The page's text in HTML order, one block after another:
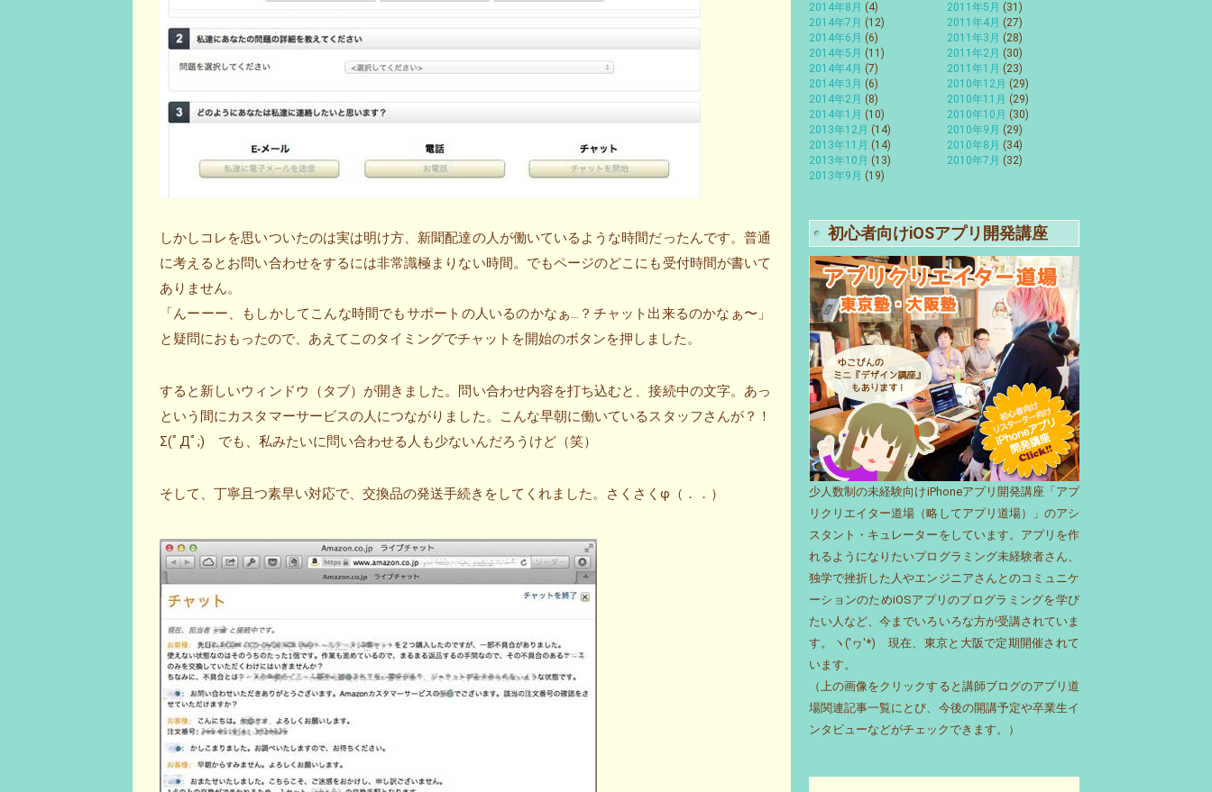
しかしコレを思いついたのは実は明け方、新聞配達の人が働いているような時間だったんです。普通
に考えるとお問い合わせをするには非常識極まりない時間。でもページのどこにも受付時間が書いて
ありません。
「んーーー、もしかしてこんな時間でもサポートの人いるのかなぁ…？チャット出来るのかなぁ〜」
と疑問におもったので、あえてこのタイミングでチャットを開始のボタンを押しました。
すると新しいウィンドウ（タブ）が開きました。問い合わせ内容を打ち込むと、接続中の文字。あっ
という間にカスタマーサービスの人につながりました。こんな早朝に働いているスタッフさんが？！
Σ(ﾟДﾟ;) でも、私みたいに問い合わせる人も少ないんだろうけど（笑）
そして、丁寧且つ素早い対応で、交換品の発送手続きをしてくれました。さくさくφ（．．）
2014年8月 (4)
2014年7月 (12)
2014年6月 (6)
2014年5月 (11)
2014年4月 (7)
2014年3月 (6)
2014年2月 (8)
2014年1月 (10)
2013年12月 (14)
2013年11月 (14)
2013年10月 (13)
2013年9月 (19)
2011年5月 (31)
2011年4月 (27)
2011年3月 (28)
2011年2月 (30)
2011年1月 (23)
2010年12月 (29)
2010年11月 (29)
2010年10月 (30)
2010年9月 (29)
2010年8月 (34)
2010年7月 (32)
初心者向けiOSアプリ開発講座
少人数制の未経験向けiPhoneアプリ開発講座「アプ
リクリエイター道場（略してアプリ道場）」のアシ
スタント・キュレーターをしています。アプリを作
れるようになりたいプログラミング未経験者さん、
独学で挫折した人やエンジニアさんとのコミュニケ
ーションのためiOSアプリのプログラミングを学び
たい人など、今までいろいろな方が受講されていま
す。ヽ('ヮ'*)ゝ現在、東京と大阪で定期開催されて
います。
（上の画像をクリックすると講師ブログのアプリ道
場関連記事一覧にとび、今後の開講予定や卒業生イ
ンタビューなどがチェックできます。）